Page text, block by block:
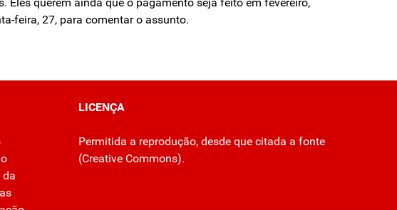
feira, 27, para comentar o assunto.
da
LICENÇA
Permitida a reprodução, desde que citada a fonte
(Creative Commons).